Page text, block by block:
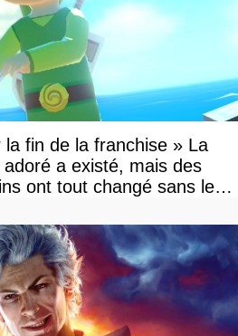
fin de la franchise » La
a existé, mais des
ont tout changé sans le